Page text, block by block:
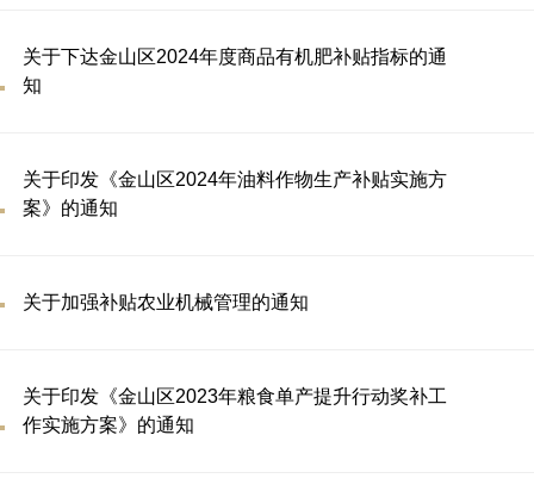
关于下达金山区2024年度商品有机肥补贴指标的通
知
关于印发《金山区2024年油料作物生产补贴实施方
案》的通知
关于加强补贴农业机械管理的通知
关于印发《金山区2023年粮食单产提升行动奖补工
作实施方案》的通知